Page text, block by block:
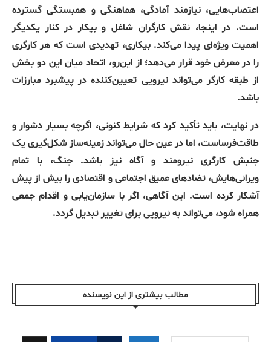
اعتصاب‌هایی، نیازمند آمادگی، هماهنگی و همبستگی گسترده
است. در اینجا، نقش کارگران شاغل و بیکار در کنار یکدیگر
اهمیت ویژه‌ای پیدا می‌کند. بیکاری، تهدیدی است که هر کارگری
را در معرض خود قرار می‌دهد؛ از این‌رو، اتحاد میان این دو بخش
از طبقه کارگر می‌تواند نیرویی تعیین‌کننده در پیشبرد مبارزات
باشد.
در نهایت، باید تأکید کرد که شرایط کنونی، اگرچه بسیار دشوار و
طاقت‌فرساست، اما در عین حال می‌تواند زمینه‌ساز شکل‌گیری یک
جنبش کارگری نیرومند و آگاه نیز باشد. جنگ، با تمام
ویرانی‌هایش، تضادهای عمیق اجتماعی و اقتصادی را بیش از پیش
آشکار کرده است. این آگاهی، اگر با سازمان‌یابی و اقدام جمعی
همراه شود، می‌تواند به نیرویی برای تغییر تبدیل گردد.
مطالب بیشتری از این نویسندە